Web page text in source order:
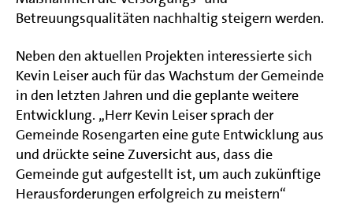
Betreuungsqualitäten nachhaltig steigern werden.
Neben den aktuellen Projekten interessierte sich
Kevin Leiser auch für das Wachstum der Gemeinde
in den letzten Jahren und die geplante weitere
Entwicklung. „Herr Kevin Leiser sprach der
Gemeinde Rosengarten eine gute Entwicklung aus
und drückte seine Zuversicht aus, dass die
Gemeinde gut aufgestellt ist, um auch zukünftige
Herausforderungen erfolgreich zu meistern“